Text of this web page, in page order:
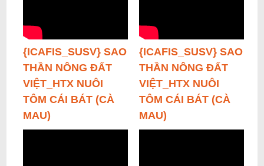
{ICAFIS_SUSV} SAO
THẦN NÔNG ĐẤT
VIỆT_HTX NUÔI
TÔM CÁI BÁT (CÀ
MAU)
{ICAFIS_SUSV} SAO
THẦN NÔNG ĐẤT
VIỆT_HTX NUÔI
TÔM CÁI BÁT (CÀ
MAU)